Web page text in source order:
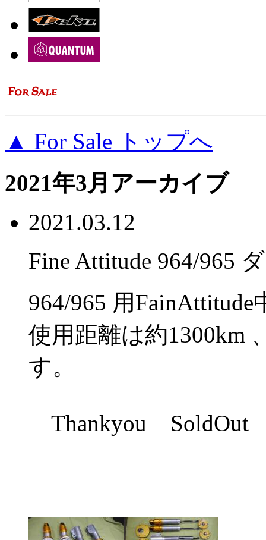
▲ For Sale トップへ
2021年3月アーカイブ
2021.03.12
Fine Attitude 964/965
964/965 用
使用距離は約1300km
す。
Thankyou SoldOut